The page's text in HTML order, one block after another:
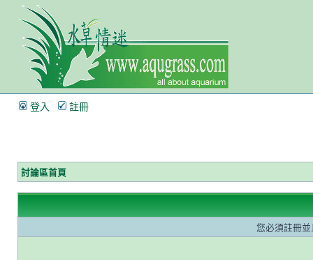
登入 註冊
討論區首頁
您必須註冊